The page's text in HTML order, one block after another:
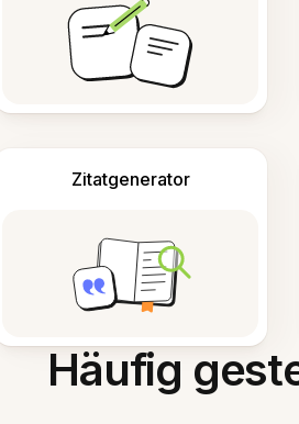
Zitatgenerator
Häufig